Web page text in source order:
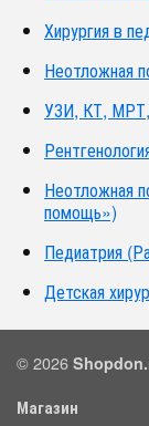
Хирургия в
Неотложная
УЗИ, КТ, МРТ,
Неотложная
помощь»)
Педиатрия
Детская
© 2026
Магазин